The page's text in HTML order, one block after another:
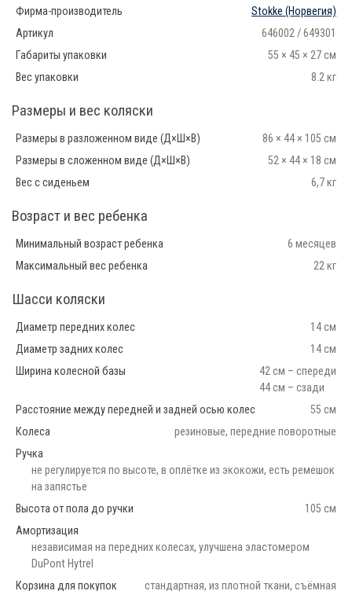
Фирма-производитель Stokke (Норвегия)
Артикул
646002 / 649301
Габариты упаковки
55 × 45 × 27 см
Вес упаковки
8.2 кг
Размеры и вес коляски
Размеры в разложенном виде (Д×Ш×В)
86 × 44 × 105 см
Размеры в сложенном виде (Д×Ш×В)
52 × 44 × 18 см
Вес с сиденьем
6,7 кг
Возраст и вес ребенка
Минимальный возраст ребенка
6 месяцев
Максимальный вес ребенка
22 кг
Шасси коляски
Диаметр передних колес
14 см
Диаметр задних колес
14 см
Ширина колесной базы
42 см – спереди
44 см – сзади
Расстояние между передней и задней осью колес
55 см
Колеса
резиновые, передние поворотные
Ручка
не регулируется по высоте, в оплётке из экокожи, есть ремешок
на запястье
Высота от пола до ручки
105 см
Амортизация
независимая на передних колесах, улучшена эластомером
DuPont Hytrel
Корзина для покупок
стандартная, из плотной ткани, съёмная